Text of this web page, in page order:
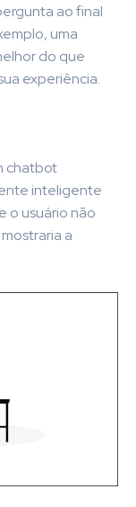
ao final
uma
do que
experiência.
chatbot
inteligente
o usuário não
a